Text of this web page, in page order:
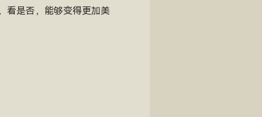
看是否，能够变得更加美